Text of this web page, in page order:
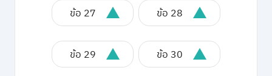
ข้อ 27 ข้อ 28
ข้อ 29 ข้อ 30